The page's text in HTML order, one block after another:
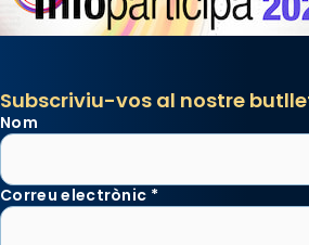
Subscriviu-vos al nostre
Nom
Correu electrònic *